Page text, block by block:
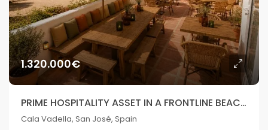
1.320.000€
PRIME HOSPITALITY ASSET IN A FRONTLINE BEACH LOCATION IN CALA VADELLA
Cala Vadella, San José, Spain